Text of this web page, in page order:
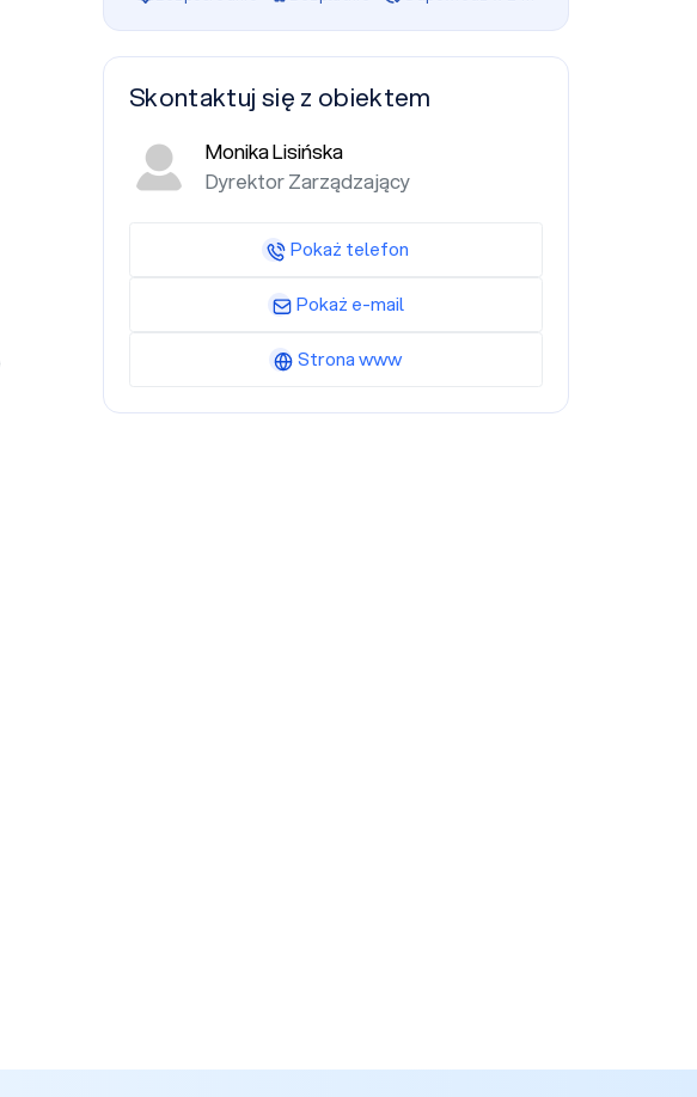
Skontaktuj się z obiektem
Monika Lisińska
Dyrektor Zarządzający
Pokaż telefon
Pokaż e-mail
Strona www